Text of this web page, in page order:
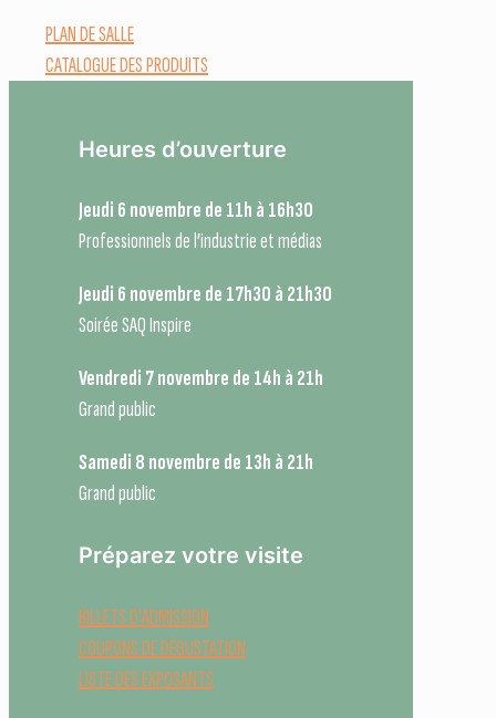
PLAN DE SALLE
CATALOGUE DES PRODUITS
Heures d’ouverture
Jeudi 6 novembre de 11h à 16h30
Professionnels de l’industrie et médias
Jeudi 6 novembre de 17h30 à 21h30
Soirée SAQ Inspire
Vendredi 7 novembre de 14h à 21h
Grand public
Samedi 8 novembre de 13h à 21h
Grand public
Préparez votre visite
BILLETS D'ADMISSION
COUPONS DE DÉGUSTATION
LISTE DES EXPOSANTS